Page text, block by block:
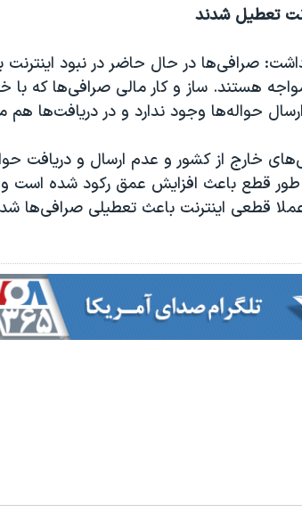
تعطیل شدند
صرافی‌ها در حال حاضر در نبود اینترنت
هستند. ساز و کار مالی صرافی‌ها که با
حواله‌ها وجود ندارد و در دریافت‌ها هم
خارج از کشور و عدم ارسال و دریافت
طور قطع باعث افزایش عمق رکود شده است
قطعی اینترنت باعث تعطیلی صرافی‌ها